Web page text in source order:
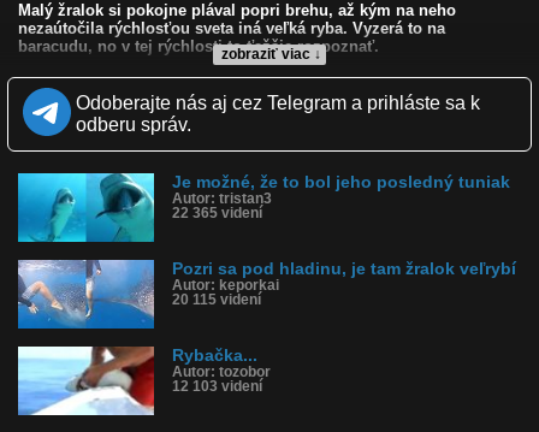
zobraziť viac ↓
Malý žralok si pokojne plával popri brehu, až kým na neho
nezaútočila rýchlosťou sveta iná veľká ryba. Vyzerá to na
baracudu, no v tej rýchlosti to ťažšie rozpoznať.
Kvalita:
Zverejnené: 14.2.2022 16:57
Páči sa: 97% (36 hlasov)
Dľžka: 0:11
Kategória: zvieratká
Tagy: ryba, malý žralok, žralok, more, zožral rybu, baracuda, útok
História sledovanosti videa:
Odoberajte nás aj cez Telegram a prihláste sa k
odberu správ.
Je možné, že to bol jeho posledný tuniak
Autor: tristan3
22 365 videní
Pozri sa pod hladinu, je tam žralok veľrybí
Autor: keporkai
20 115 videní
Rybačka...
Autor: tozobor
12 103 videní